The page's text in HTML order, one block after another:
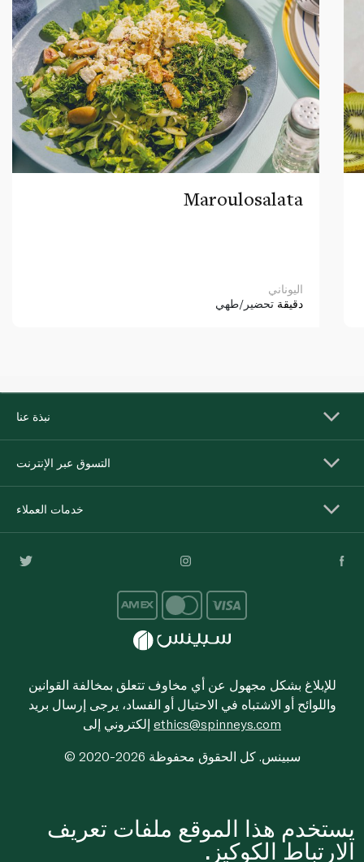
Maroulosalata
اليوناني
دقيقة تحضير/طهي
نبذة عنا
التسوق عبر الإنترنت
خدمات العملاء
للإبلاغ بشكل مجهول عن أي مخاوف تتعلق بمخالفة القوانين
واللوائح أو الاشتباه في الاحتيال أو الفساد، يرجى إرسال بريد
ethics@spinneys.com
© 2020-2026 سبينس. كل الحقوق محفوظة
يستخدم هذا الموقع ملفات تعريف
الارتباط الكوكيز.